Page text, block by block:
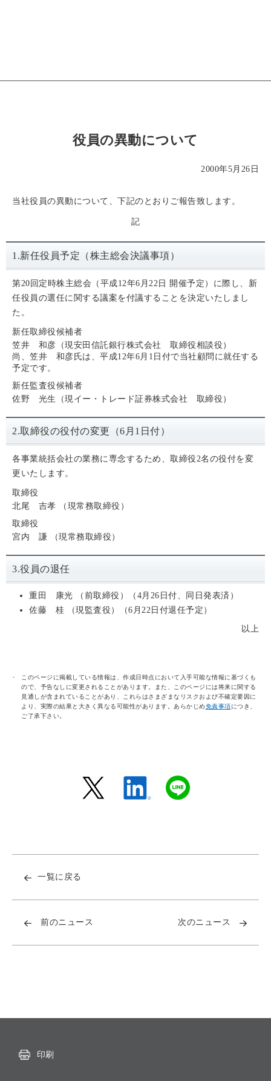
役員の異動について
2000年5月26日
当社役員の異動について、下記のとおりご報告致します。
記
1.新任役員予定（株主総会決議事項）
第20回定時株主総会（平成12年6月22日 開催予定）に際し、新
任役員の選任に関する議案を付議することを決定いたしまし
た。
新任取締役候補者
笠井 和彦（現安田信託銀行株式会社 取締役相談役）
尚、笠井 和彦氏は、平成12年6月1日付で当社顧問に就任する
予定です。
新任監査役候補者
佐野 光生（現イー・トレード証券株式会社 取締役）
2.取締役の役付の変更（6月1日付）
各事業統括会社の業務に専念するため、取締役2名の役付を変
更いたします。
取締役
北尾 吉孝 （現常務取締役）
取締役
宮内 謙 （現常務取締役）
3.役員の退任
重田 康光 （前取締役）（4月26日付、同日発表済）
佐藤 桂 （現監査役）（6月22日付退任予定）
以上
このページに掲載している情報は、作成日時点において入手可能な情報に基づくも
ので、予告なしに変更されることがあります。また、このページには将来に関する
見通しが含まれていることがあり、これらはさまざまなリスクおよび不確定要因に
より、実際の結果と大きく異なる可能性があります。あらかじめ免責事項につき、
ご了承下さい。
一覧に戻る
前のニュース 次のニュース
印刷